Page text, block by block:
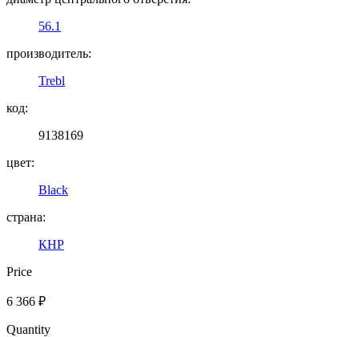
56.1
производитель:
Trebl
код:
9138169
цвет:
Black
страна:
КНР
Price
6 366 ₽
Quantity